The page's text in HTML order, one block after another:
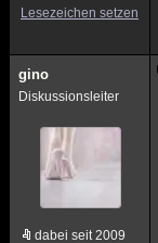
Lesezeichen setzen
gino
Diskussionsleiter
dabei seit 2009